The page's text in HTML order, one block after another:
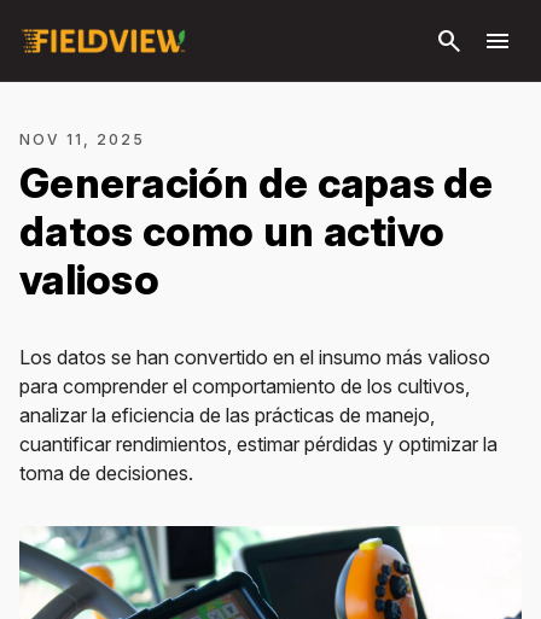
search menu
NOV 11, 2025
Generación de capas de
datos como un activo
valioso
Los datos se han convertido en el insumo más valioso
para comprender el comportamiento de los cultivos,
analizar la eficiencia de las prácticas de manejo,
cuantificar rendimientos, estimar pérdidas y optimizar la
toma de decisiones.